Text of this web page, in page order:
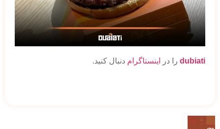
dubiati را در اینستاگرام دنبال کنید.